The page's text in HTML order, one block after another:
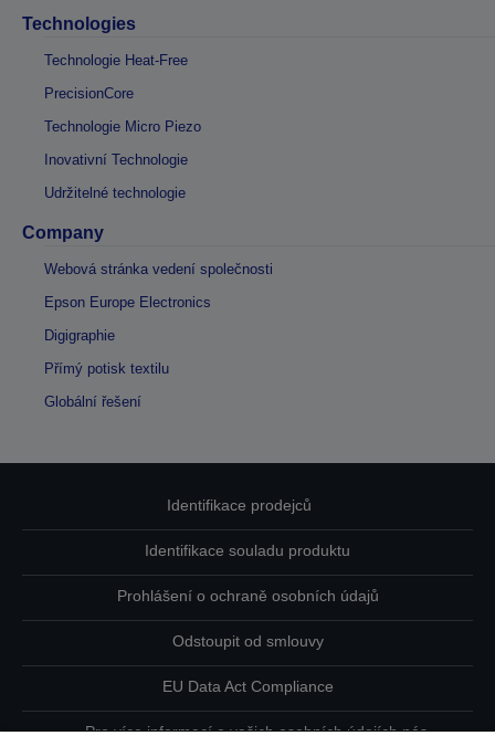
Technologies
Technologie Heat-Free
PrecisionCore
Technologie Micro Piezo
Inovativní Technologie
Udržitelné technologie
Company
Webová stránka vedení společnosti
Epson Europe Electronics
Digigraphie
Přímý potisk textilu
Globální řešení
Identifikace prodejců
Identifikace souladu produktu
Prohlášení o ochraně osobních údajů
Odstoupit od smlouvy
EU Data Act Compliance
Pro více informací o vašich osobních údajích nás